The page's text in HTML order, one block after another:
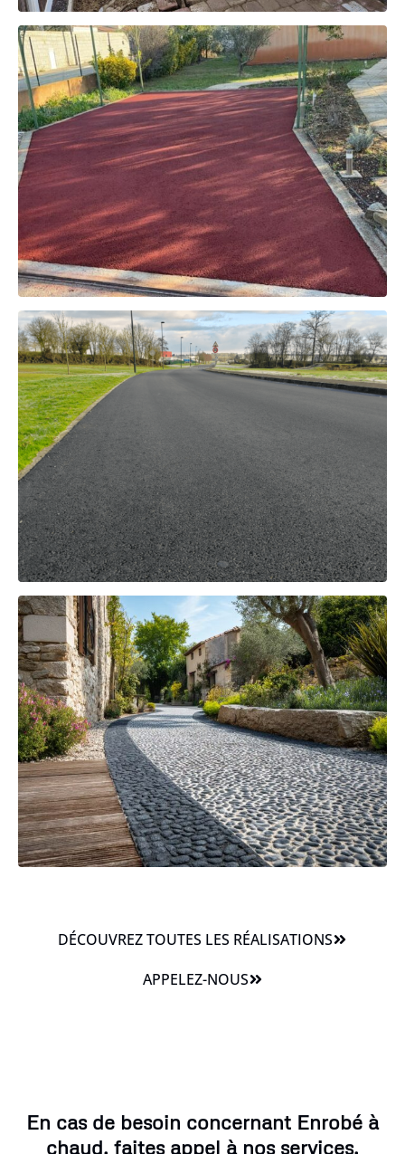
DÉCOUVREZ TOUTES LES RÉALISATIONS
APPELEZ-NOUS
En cas de besoin concernant Enrobé à
chaud, faites appel à nos services.